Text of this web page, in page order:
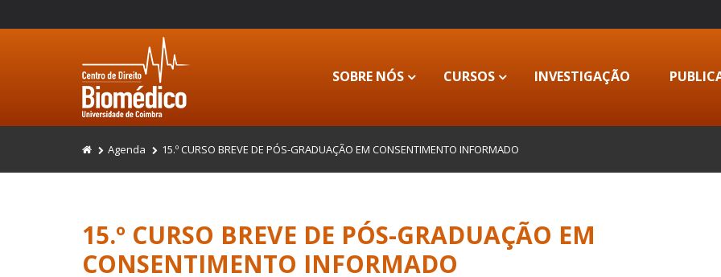
SOBRE NÓS CURSOS INVESTIGAÇÃO
Agenda 15.º CURSO BREVE DE PÓS-GRADUAÇÃO EM CONSENTIMENTO INFORMADO
15.º CURSO BREVE DE PÓS-GRADUAÇÃO EM
CONSENTIMENTO INFORMADO